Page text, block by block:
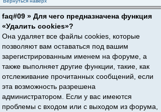
faq#09 » Для чего предназначена функция
«Удалить cookies»?
Она удаляет все файлы cookies, которые
позволяют вам оставаться под вашим
зарегистрированным именем на форуме, а
также выполняет другие функции, такие, как
отслеживание прочитанных сообщений, если
эта возможность разрешена
администратором. Если у вас имеются
проблемы с входом или с выходом из форума,